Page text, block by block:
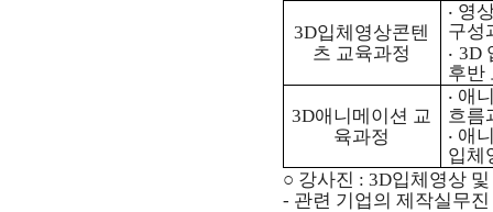
3D입체영상콘텐
츠 교육과정
‧ 영
구성
‧ 3D
후반
3D애니메이션 교
육과정
‧ 애
흐름
‧ 애
입체
○ 강사진 : 3D입체영상
- 관련 기업의 제작실무